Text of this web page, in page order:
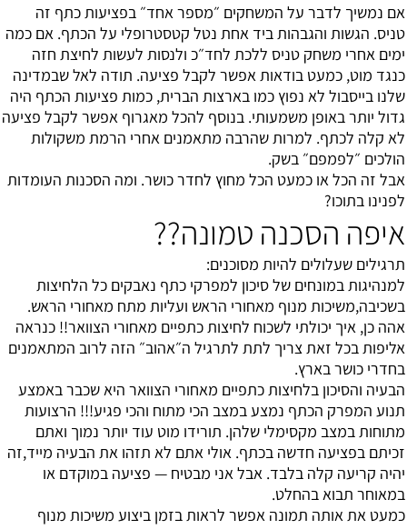
אם נמשיך לדבר על המשחקים ״מספר אחד״ בפציעות כתף זה
טניס. הגשות והגבהות ביד אחת נטל קטסטרופלי על הכתף. אם כמה
ימים אחרי משחק טניס ללכת לחד״כ ולנסות לעשות לחיצת חזה
כנגד מוט, כמעט בודאות אפשר לקבל פציעה. תודה לאל שבמדינה
שלנו בייסבול לא נפוץ כמו בארצות הברית, כמות פציעות הכתף היה
גדול יותר באופן משמעותי. בנוסף להכל מאגרוף אפשר לקבל פציעה
לא קלה לכתף. למרות שהרבה מתאמנים אחרי הרמת משקולות
הולכים ״לפמפם״ בשק.
אבל זה הכל או כמעט הכל מחוץ לחדר כושר. ומה הסכנות העומדות
לפנינו בתוכו?
איפה הסכנה טמונה??
תרגילים שעלולים להיות מסוכנים:
למנהיגות במונחים של סיכון למפרקי כתף נאבקים כל הלחיצות
בשכיבה,משיכות מנוף מאחורי הראש ועליות מתח מאחורי הראש.
אהה כן, איך יכולתי לשכוח לחיצות כתפיים מאחורי הצוואר!! כנראה
אליפות בכל זאת צריך לתת לתרגיל ה״אהוב״ הזה לרוב המתאמנים
בחדרי כושר בארץ.
הבעיה והסיכון בלחיצות כתפיים מאחורי הצוואר היא שכבר באמצע
תנוע המפרק הכתף נמצע במצב הכי מתוח והכי פגיע!!! הרצועות
מתוחות במצב מקסימלי שלהן. תורידו מוט עוד יותר נמוך ואתם
זכיתם בפציעה חדשה בכתף. אולי אתם לא תזהו את הבעיה מייד,זה
יהיה קריעה קלה בלבד. אבל אני מבטיח — פציעה במוקדם או
במאוחר תבוא בהחלט.
כמעט את אותה תמונה אפשר לראות בזמן ביצוע משיכות מנוף